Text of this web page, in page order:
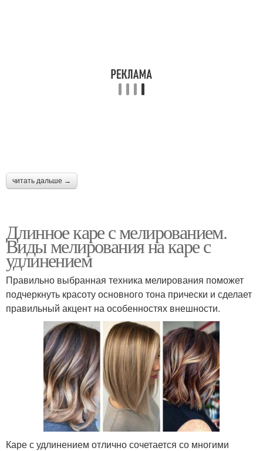
читать дальше →
Длинное каре с мелированием.
Виды мелирования на каре с
удлинением
Правильно выбранная техника мелирования поможет
подчеркнуть красоту основного тона прически и сделает
правильный акцент на особенностях внешности.
Каре с удлинением отлично сочетается со многими